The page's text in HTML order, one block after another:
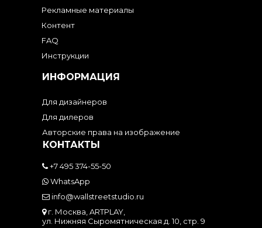
Рекламные материалы
Контент
FAQ
Инструкции
ИНФОРМАЦИЯ
Для дизайнеров
Для дилеров
Авторские права на изображение
КОНТАКТЫ
+7 495 374-55-50
WhatsApp
info@wallstreetstudio.ru
г. Москва, ARTPLAY,
ул. Нижняя Сыромятническая д. 10, стр. 9